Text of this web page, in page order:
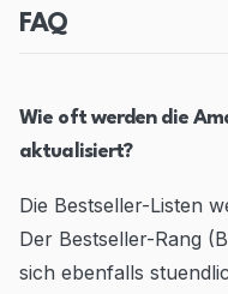
FAQ
Wie oft werden die
aktualisiert?
Die Bestseller-Listen
Der Bestseller-Rang
sich ebenfalls